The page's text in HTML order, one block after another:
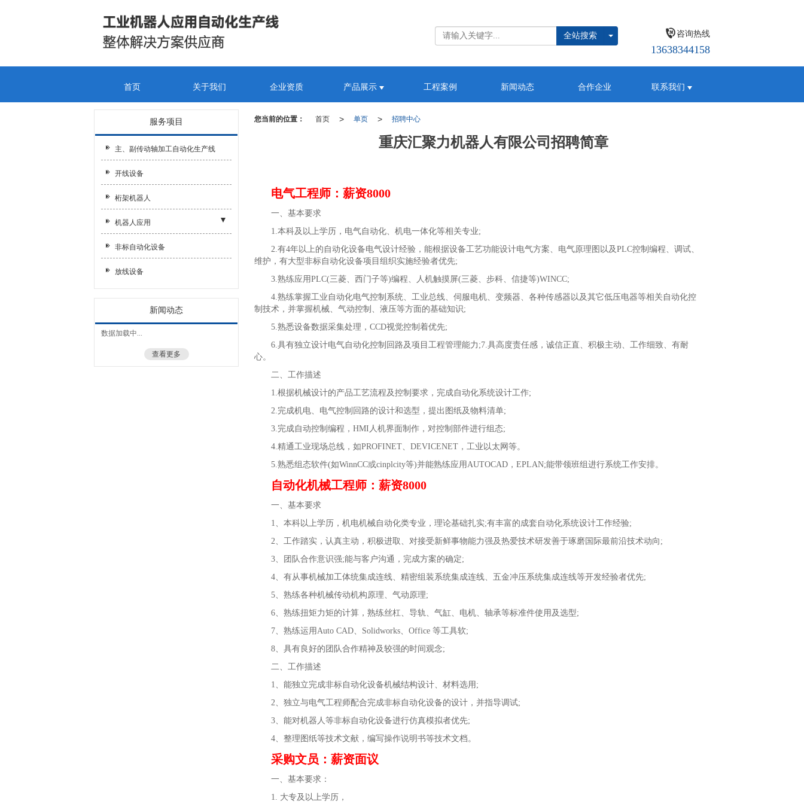
咨询热线
13638344158
全站搜索
首页 关于我们 企业资质 产品展示 工程案例 新闻动态 合作企业 联系我们
您当前的位置： 首页 > 单页 > 招聘中心
重庆汇聚力机器人有限公司招聘简章
电气工程师：薪资8000
一、基本要求
1.本科及以上学历，电气自动化、机电一体化等相关专业;
2.有4年以上的自动化设备电气设计经验，能根据设备工艺功能设计电气方案、电气原理图以及PLC控制编程、调试、
维护，有大型非标自动化设备项目组织实施经验者优先;
3.熟练应用PLC(三菱、西门子等)编程、人机触摸屏(三菱、步科、信捷等)WINCC;
4.熟练掌握工业自动化电气控制系统、工业总线、伺服电机、变频器、各种传感器以及其它低压电器等相关自动化控
制技术，并掌握机械、气动控制、液压等方面的基础知识;
5.熟悉设备数据采集处理，CCD视觉控制着优先;
6.具有独立设计电气自动化控制回路及项目工程管理能力;7.具高度责任感，诚信正直、积极主动、工作细致、有耐
心。
二、工作描述
1.根据机械设计的产品工艺流程及控制要求，完成自动化系统设计工作;
2.完成机电、电气控制回路的设计和选型，提出图纸及物料清单;
3.完成自动控制编程，HMI人机界面制作，对控制部件进行组态;
4.精通工业现场总线，如PROFINET、DEVICENET，工业以太网等。
5.熟悉组态软件(如WinnCC或cinplcity等)并能熟练应用AUTOCAD，EPLAN;能带领班组进行系统工作安排。
自动化机械工程师：薪资8000
一、基本要求
1、本科以上学历，机电机械自动化类专业，理论基础扎实;有丰富的成套自动化系统设计工作经验;
2、工作踏实，认真主动，积极进取、对接受新鲜事物能力强及热爱技术研发善于琢磨国际最前沿技术动向;
3、团队合作意识强;能与客户沟通，完成方案的确定;
4、有从事机械加工体统集成连线、精密组装系统集成连线、五金冲压系统集成连线等开发经验者优先;
5、熟练各种机械传动机构原理、气动原理;
6、熟练扭矩力矩的计算，熟练丝杠、导轨、气缸、电机、轴承等标准件使用及选型;
7、熟练运用Auto CAD、Solidworks、Office 等工具软;
8、具有良好的团队合作精神及较强的时间观念;
二、工作描述
1、能独立完成非标自动化设备机械结构设计、材料选用;
2、独立与电气工程师配合完成非标自动化设备的设计，并指导调试;
3、能对机器人等非标自动化设备进行仿真模拟者优先;
4、整理图纸等技术文献，编写操作说明书等技术文档。
采购文员：薪资面议
一、基本要求：
1. 大专及以上学历，
服务项目
主、副传动轴加工自动化生产线
开线设备
桁架机器人
机器人应用
- 机器人打磨
非标自动化设备
放线设备
新闻动态
数据加载中...
查看更多